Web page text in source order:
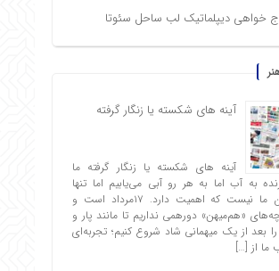
خواهی دیپلماتیک لب ساحل سئوتا
آینه های شکسته یا زنگار گرفته
آینه های شکسته یا زنگار گرفته ما
به آب اما به هر رو آبی می‌یابیم اما تنها
شناور ماندن ما نیست که اهمیت دارد. ۱۷مرداد است و
«هم‌میهن» دورهمی نداریم تا مانند پار و
را بعد از یک میهمانی شاد شروع ‌کنیم؛ تجربه‌ای
ما از […]